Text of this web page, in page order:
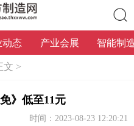
搜索
态 产业会展 智能制
文 >
》低至11元
时间：2023-08-23 12:20:21